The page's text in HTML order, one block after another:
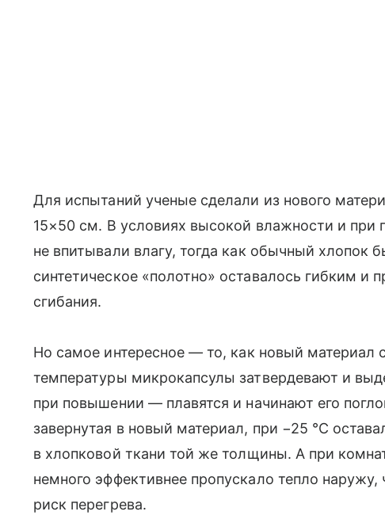
Для испытаний ученые сделали из нового
15×50 см. В условиях высокой влажности и при
не впитывали влагу, тогда как обычный хлопок
синтетическое «полотно» оставалось гибким и
сгибания.
Но самое интересное — то, как новый материал
температуры микрокапсулы затвердевают и
при повышении — плавятся и начинают его
завернутая в новый материал, при −25 °C
в хлопковой ткани той же толщины. А при
немного эффективнее пропускало тепло
риск перегрева.